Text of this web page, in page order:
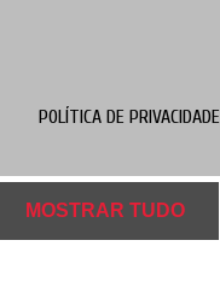
POLÍTICA DE PRIVACIDADE
MOSTRAR TUDO